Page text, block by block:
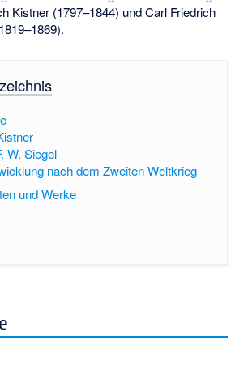
Kistner (1797–1844) und Carl Friedrich
W. Siegel
nach dem Zweiten Weltkrieg
und Werke